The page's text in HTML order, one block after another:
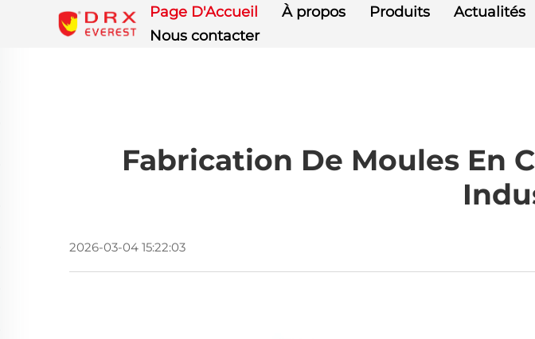
Page D'Accueil À propos Produits Actualités
Nous contacter
Fabrication De Moules En
2026-03-04 15:22:03